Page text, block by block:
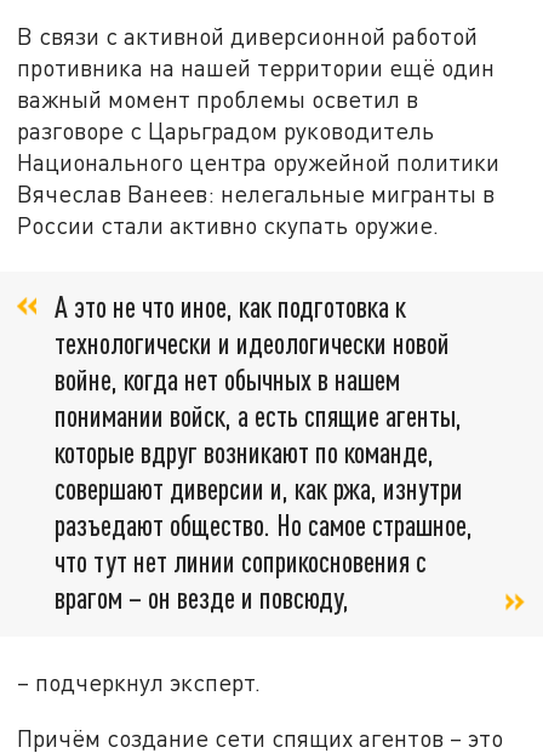
В связи с активной диверсионной работой
противника на нашей территории ещё один
важный момент проблемы осветил в
разговоре с Царьградом руководитель
Национального центра оружейной политики
Вячеслав Ванеев: нелегальные мигранты в
России стали активно скупать оружие.
А это не что иное, как подготовка к
технологически и идеологически новой
войне, когда нет обычных в нашем
понимании войск, а есть спящие агенты,
которые вдруг возникают по команде,
совершают диверсии и, как ржа, изнутри
разъедают общество. Но самое страшное,
что тут нет линии соприкосновения с
врагом – он везде и повсюду,
– подчеркнул эксперт.
Причём создание сети спящих агентов – это